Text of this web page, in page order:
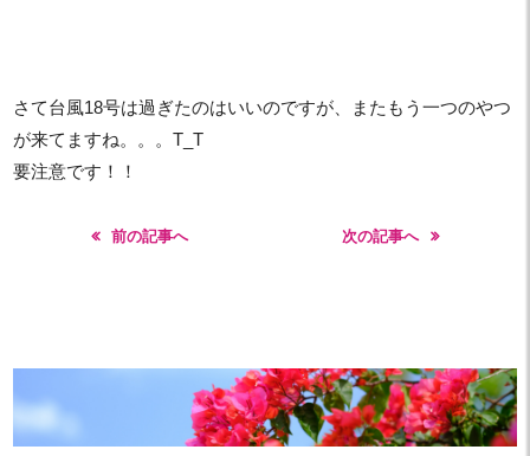
さて台風18号は過ぎたのはいいのですが、またもう一つのやつ
が来てますね。。。T_T
要注意です！！
前の記事へ 次の記事へ